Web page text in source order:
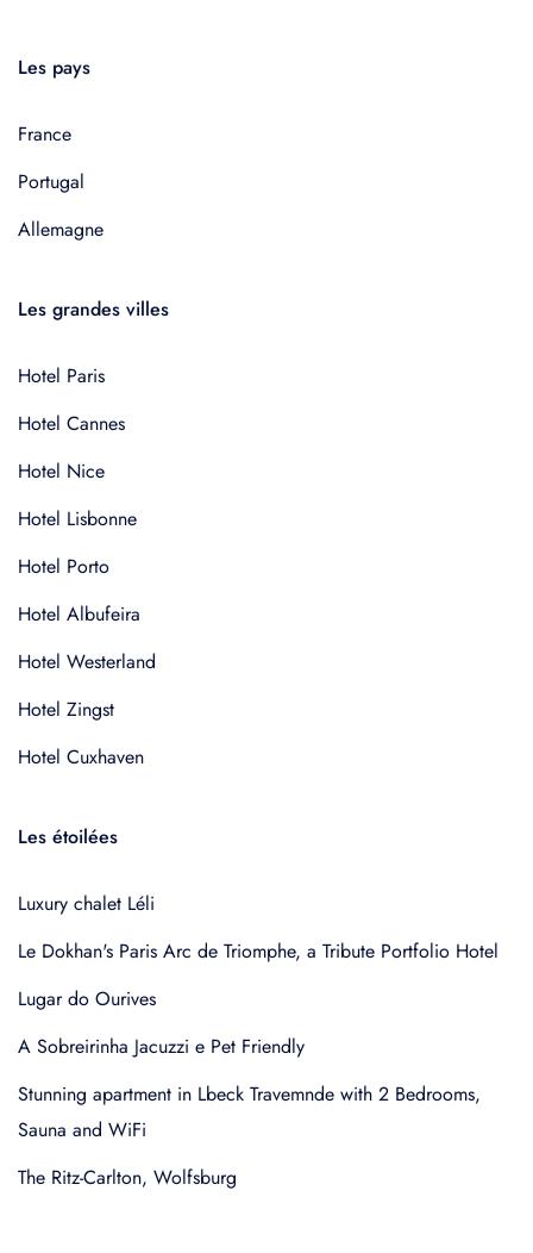
Les pays
France
Portugal
Allemagne
Les grandes villes
Hotel Paris
Hotel Cannes
Hotel Nice
Hotel Lisbonne
Hotel Porto
Hotel Albufeira
Hotel Westerland
Hotel Zingst
Hotel Cuxhaven
Les étoilées
Luxury chalet Léli
Le Dokhan's Paris Arc de Triomphe, a Tribute Portfolio Hotel
Lugar do Ourives
A Sobreirinha Jacuzzi e Pet Friendly
Stunning apartment in Lbeck Travemnde with 2 Bedrooms,
Sauna and WiFi
The Ritz-Carlton, Wolfsburg